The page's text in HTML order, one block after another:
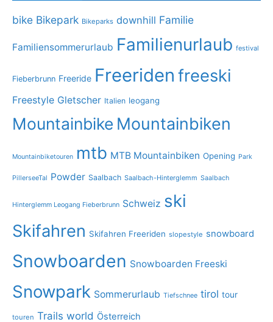
bike Bikepark Bikeparks downhill Familie
Familiensommerurlaub Familienurlaub festival
Fieberbrunn Freeride Freeriden freeski
Freestyle Gletscher Italien leogang
Mountainbike Mountainbiken
Mountainbiketouren mtb MTB Mountainbiken Opening Park
PillerseeTal Powder Saalbach Saalbach-Hinterglemm Saalbach
Hinterglemm Leogang Fieberbrunn Schweiz ski
Skifahren Skifahren Freeriden slopestyle snowboard
Snowboarden Snowboarden Freeski
Snowpark Sommerurlaub Tiefschnee tirol tour
touren Trails world Österreich